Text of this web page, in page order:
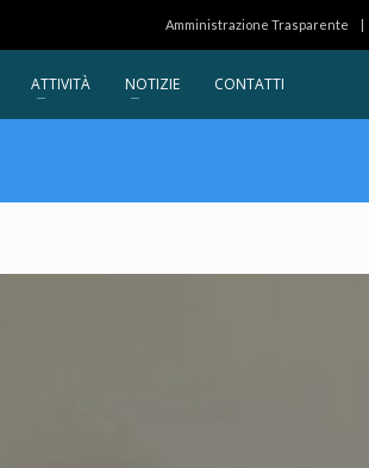
Amministrazione Trasparente
ATTIVITÀ NOTIZIE CONTATTI